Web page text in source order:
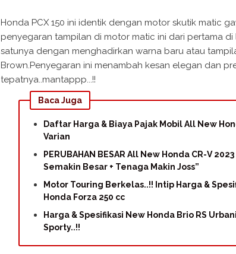
Honda PCX 150 ini identik dengan motor skutik matic
penyegaran tampilan di motor matic ini dari pertama
satunya dengan menghadirkan warna baru atau
Brown.Penyegaran ini menambah kesan elegan dan
tepatnya..mantappp...!!
Baca Juga
Daftar Harga & Biaya Pajak Mobil All New
Varian
PERUBAHAN BESAR All New Honda CR-V
Semakin Besar + Tenaga Makin Joss”
Motor Touring Berkelas..!! Intip Harga &
Honda Forza 250 cc
Harga & Spesifikasi New Honda Brio RS
Sporty..!!